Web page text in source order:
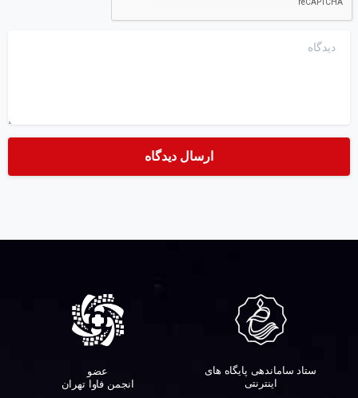
دیدگاه
ستاد ساماندهی پایگاه های
اینترنتی
عضو
انجمن فاوا تهران